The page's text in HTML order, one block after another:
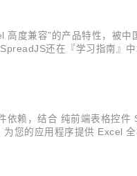
度兼容”的产品特性，被中
还在『学习指南』
赖，结合 纯前端表格控件
您的应用程序提供 Excel